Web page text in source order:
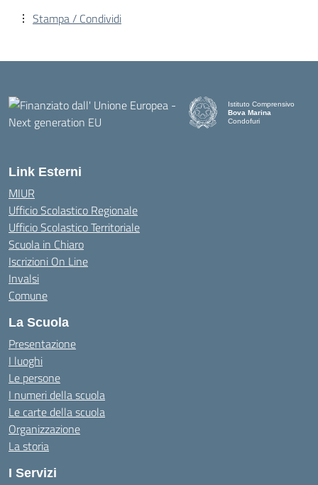
Stampa / Condividi
Istituto Comprensivo
Bova Marina
Condofuri
Link Esterni
MIUR
Ufficio Scolastico Regionale
Ufficio Scolastico Territoriale
Scuola in Chiaro
Iscrizioni On Line
Invalsi
Comune
La Scuola
Presentazione
I luoghi
Le persone
I numeri della scuola
Le carte della scuola
Organizzazione
La storia
I Servizi